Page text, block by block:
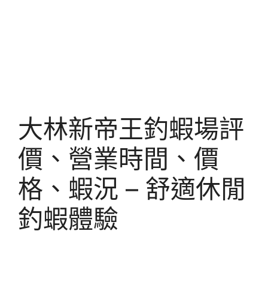
大林新帝王釣蝦場評
價、營業時間、價
格、蝦況 – 舒適休閒
釣蝦體驗